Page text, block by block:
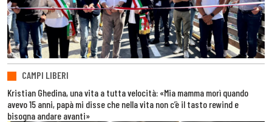
CAMPI LIBERI
Kristian Ghedina, una vita a tutta velocità: «Mia mamma morì quando
avevo 15 anni, papà mi disse che nella vita non c’è il tasto rewind e
bisogna andare avanti»